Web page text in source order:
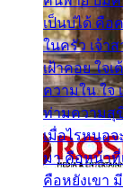
เป็นบ่ได้ คือ
ในครัว เจ้า
เฝ้าคอย ใจ
ความใน ใจ
ท่ามความสุ
เมื่อไรหนอ
มา คือหน้าที่
คือหยังเขา